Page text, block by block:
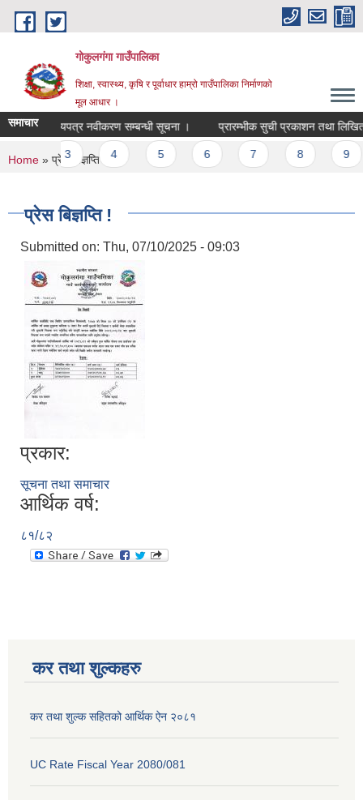
Skip to main content
गोकुलगंगा गाउँपालिका
शिक्षा, स्वास्थ्य, कृषि र पूर्वाधार हाम्रो गाउँपालिका निर्माणको
मूल आधार ।
समाचार
सुरक्षा परिचयपत्र नवीकरण सम्बन्धी सूचना । प्रारम्भीक सुची प्रकाशन तथा लिखित/
2 3
You are here
Home » प्रेस बिज्ञप्ति !
प्रेस बिज्ञप्ति !
Submitted on: Thu, 07/10/2025 - 09:03
प्रकार:
सूचना तथा समाचार
आर्थिक वर्ष:
८१/८२
कर तथा शुल्कहरु
कर तथा शुल्क सहितको आर्थिक ऐन २०८१
UC Rate Fiscal Year 2080/081